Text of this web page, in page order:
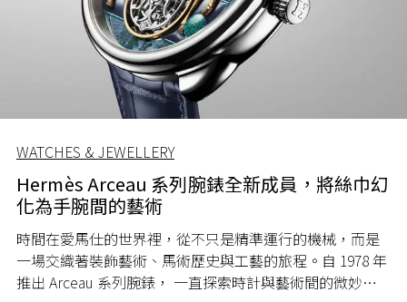
WATCHES & JEWELLERY
Hermès Arceau 系列腕錶全新成員，將絲巾幻
化為手腕間的藝術
時間在愛馬仕的世界裡，從不只是精準運行的機械，而是
一場交織著裝飾藝術、馬術歷史與工藝的旅程。自 1978 年
推出 Arceau 系列腕錶， 一直探索時計與藝術間的微妙關